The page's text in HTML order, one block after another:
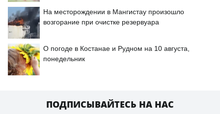
На месторождении в Мангистау произошло
возгорание при очистке резервуара
О погоде в Костанае и Рудном на 10 августа,
понедельник
ПОДПИСЫВАЙТЕСЬ НА НАС